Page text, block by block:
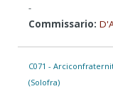
-
Commissario:
C071 -
(Solofra)